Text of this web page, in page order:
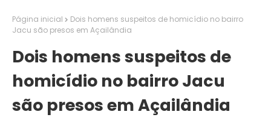
Página inicial
Dois homens suspeitos de homicídio no bairro
Jacu são presos em Açailândia
Dois homens suspeitos de
homicídio no bairro Jacu
são presos em Açailândia